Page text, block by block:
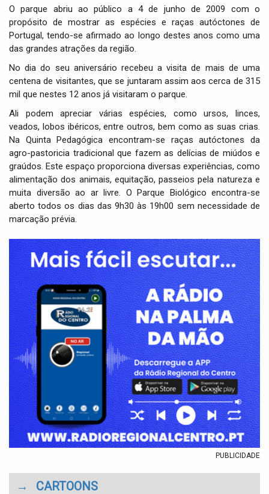
O parque abriu ao público a 4 de junho de 2009 com o
propósito de mostrar as espécies e raças autóctones de
Portugal, tendo-se afirmado ao longo destes anos como uma
das grandes atrações da região.
No dia do seu aniversário recebeu a visita de mais de uma
centena de visitantes, que se juntaram assim aos cerca de 315
mil que nestes 12 anos já visitaram o parque.
Ali podem apreciar várias espécies, como ursos, linces,
veados, lobos ibéricos, entre outros, bem como as suas crias.
Na Quinta Pedagógica encontram-se raças autóctones da
agro-pastoricia tradicional que fazem as delícias de miúdos e
graúdos. Este espaço proporciona diversas experiências, como
alimentação dos animais, equitação, passeios pela natureza e
muita diversão ao ar livre. O Parque Biológico encontra-se
aberto todos os dias das 9h30 às 19h00 sem necessidade de
marcação prévia.
PUBLICIDADE
→ CARTOONS